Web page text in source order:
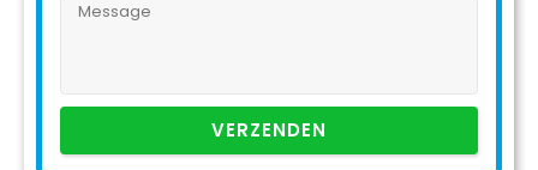
VERZENDEN